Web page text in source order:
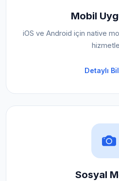
Mobil
iOS ve Android için native
Detaylı
Sosyal